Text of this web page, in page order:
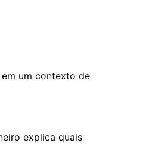
um contexto de
explica quais